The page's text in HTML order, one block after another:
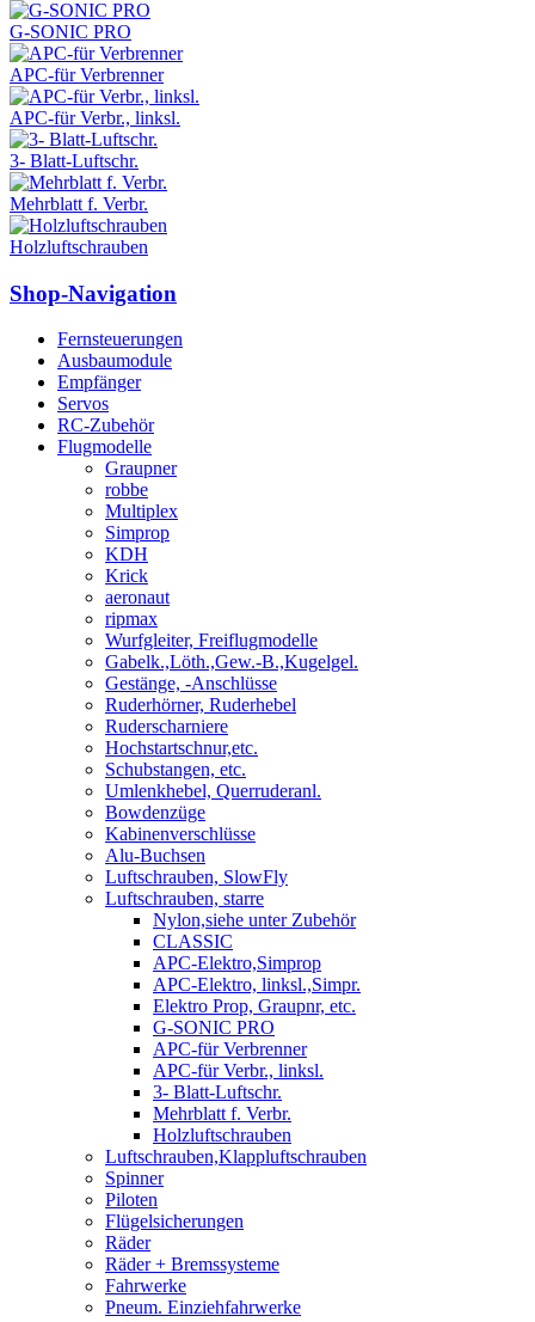
G-SONIC PRO
APC-für Verbrenner
APC-für Verbr., linksl.
3- Blatt-Luftschr.
Mehrblatt f. Verbr.
Holzluftschrauben
Shop-Navigation
Fernsteuerungen
Ausbaumodule
Empfänger
Servos
RC-Zubehör
Flugmodelle
Graupner
robbe
Multiplex
Simprop
KDH
Krick
aeronaut
ripmax
Wurfgleiter, Freiflugmodelle
Gabelk.,Löth.,Gew.-B.,Kugelgel.
Gestänge, -Anschlüsse
Ruderhörner, Ruderhebel
Ruderscharniere
Hochstartschnur,etc.
Schubstangen, etc.
Umlenkhebel, Querruderanl.
Bowdenzüge
Kabinenverschlüsse
Alu-Buchsen
Luftschrauben, SlowFly
Luftschrauben, starre
Nylon,siehe unter Zubehör
CLASSIC
APC-Elektro,Simprop
APC-Elektro, linksl.,Simpr.
Elektro Prop, Graupnr, etc.
G-SONIC PRO
APC-für Verbrenner
APC-für Verbr., linksl.
3- Blatt-Luftschr.
Mehrblatt f. Verbr.
Holzluftschrauben
Luftschrauben,Klappluftschrauben
Spinner
Piloten
Flügelsicherungen
Räder
Räder + Bremssysteme
Fahrwerke
Pneum. Einziehfahrwerke